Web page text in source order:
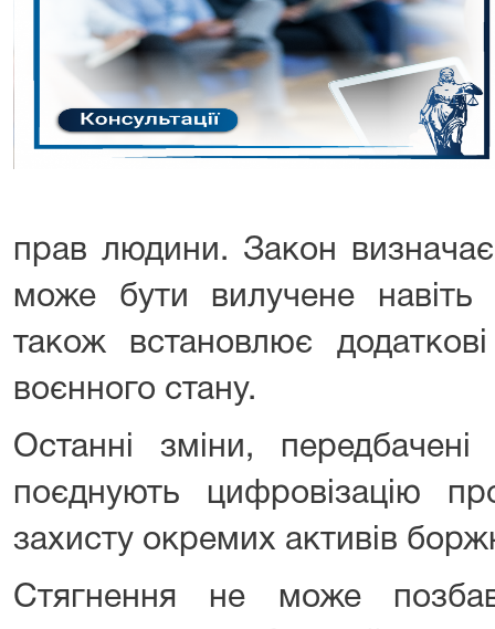
прав людини. Закон
може бути вилучене навіть
також встановлює
воєнного стану.
Останні зміни,
поєднують цифровізацію
захисту окремих активів
Стягнення не може